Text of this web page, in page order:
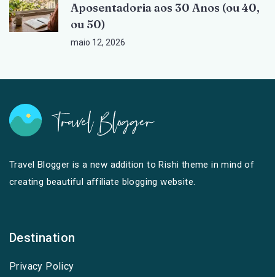
Aposentadoria aos 30 Anos (ou 40,
ou 50)
maio 12, 2026
Travel Blogger is a new addition to Rishi theme in mind of
creating beautiful affiliate blogging website.
Destination
Privacy Policy